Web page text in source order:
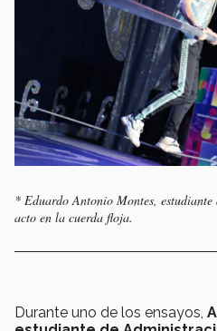
* Eduardo Antonio Montes,
acto en la cuerda floja.
Durante uno de los ensayos,